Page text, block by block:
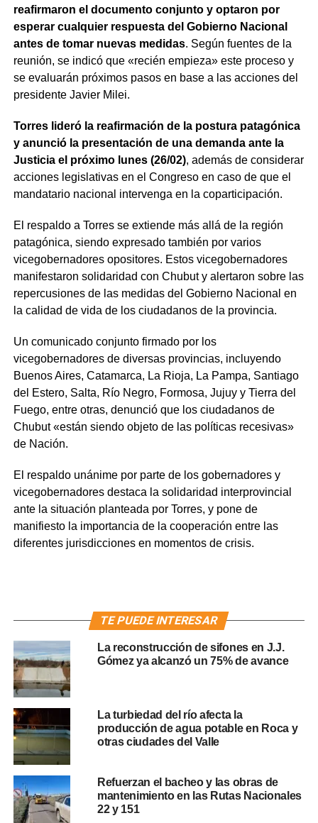
reafirmaron el documento conjunto y optaron por
esperar cualquier respuesta del Gobierno Nacional
antes de tomar nuevas medidas. Según fuentes de la
reunión, se indicó que «recién empieza» este proceso y
se evaluarán próximos pasos en base a las acciones del
presidente Javier Milei.
Torres lideró la reafirmación de la postura patagónica
y anunció la presentación de una demanda ante la
Justicia el próximo lunes (26/02), además de considerar
acciones legislativas en el Congreso en caso de que el
mandatario nacional intervenga en la coparticipación.
El respaldo a Torres se extiende más allá de la región
patagónica, siendo expresado también por varios
vicegobernadores opositores. Estos vicegobernadores
manifestaron solidaridad con Chubut y alertaron sobre las
repercusiones de las medidas del Gobierno Nacional en
la calidad de vida de los ciudadanos de la provincia.
Un comunicado conjunto firmado por los
vicegobernadores de diversas provincias, incluyendo
Buenos Aires, Catamarca, La Rioja, La Pampa, Santiago
del Estero, Salta, Río Negro, Formosa, Jujuy y Tierra del
Fuego, entre otras, denunció que los ciudadanos de
Chubut «están siendo objeto de las políticas recesivas»
de Nación.
El respaldo unánime por parte de los gobernadores y
vicegobernadores destaca la solidaridad interprovincial
ante la situación planteada por Torres, y pone de
manifiesto la importancia de la cooperación entre las
diferentes jurisdicciones en momentos de crisis.
TE PUEDE INTERESAR
La reconstrucción de sifones en J.J.
Gómez ya alcanzó un 75% de avance
La turbiedad del río afecta la
producción de agua potable en Roca y
otras ciudades del Valle
Refuerzan el bacheo y las obras de
mantenimiento en las Rutas Nacionales
22 y 151